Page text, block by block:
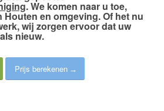
. We komen naar u toe,
Houten en omgeving. Of het nu
wij zorgen ervoor dat uw
nieuw.
Prijs berekenen